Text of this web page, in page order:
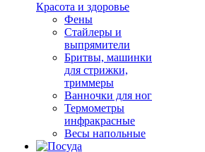
Красота и здоровье
Фены
Стайлеры и
выпрямители
Бритвы, машинки
для стрижки,
триммеры
Ванночки для ног
Термометры
инфракрасные
Весы напольные